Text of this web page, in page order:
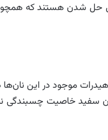
حل شدن هستند که
موجود در این نان‌ها
سفید خاصیت چسبندگی